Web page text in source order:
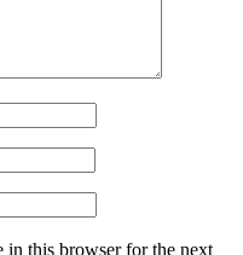
in this browser for the next